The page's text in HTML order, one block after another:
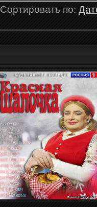
Сортировать по: